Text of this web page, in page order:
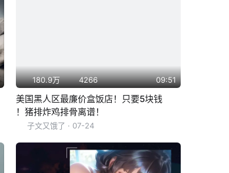
180.9万 4266 09:51
美国黑人区最廉价盒饭店！只要5块钱
！猪排炸鸡排骨离谱！
子文又饿了 · 07-24